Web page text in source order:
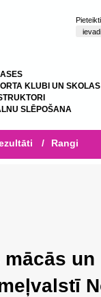
KLUBI UN SKOLAS
SLĒPOŠANA
/ Rangi